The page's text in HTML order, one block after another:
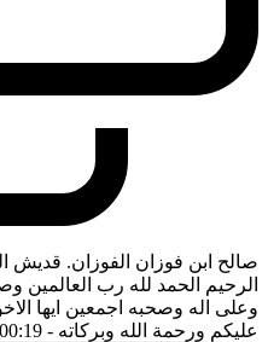
صالح ابن فوزان الفوزان. قديش
الرحيم الحمد لله رب العالمين
وعلى اله وصحبه اجمعين ايها
عليكم ورحمة الله وبركاته - 00:00:19